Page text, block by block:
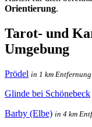
Orientierung.
Tarot- und
Umgebung
Prödel in 1 km Entfernung
Glinde bei Schönebeck
Barby (Elbe) in 4 km